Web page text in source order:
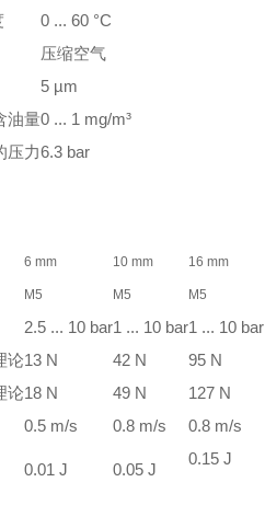
0 ... 60 °C
压缩空气
5 µm
油量0 ... 1 mg/m³
压力6.3 bar
6 mm 10 mm 16 mm
M5 M5 M5
2.5 ... 10 bar1 ... 10 bar1 ... 10 bar
论13 N 42 N
95 N
论18 N 49 N
127 N
0.5 m/s 0.8 m/s 0.8 m/s
0.01 J 0.05 J
0.15 J